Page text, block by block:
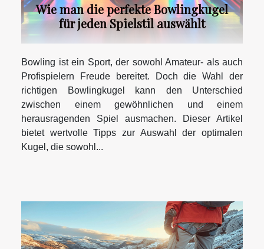
Wie man die perfekte Bowlingkugel
für jeden Spielstil auswählt
Bowling ist ein Sport, der sowohl Amateur- als auch
Profispielern Freude bereitet. Doch die Wahl der
richtigen Bowlingkugel kann den Unterschied
zwischen einem gewöhnlichen und einem
herausragenden Spiel ausmachen. Dieser Artikel
bietet wertvolle Tipps zur Auswahl der optimalen
Kugel, die sowohl...